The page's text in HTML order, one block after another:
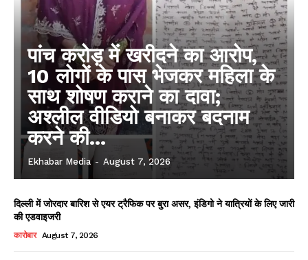
पांच करोड़ में खरीदने का आरोप,
10 लोगों के पास भेजकर महिला के
साथ शोषण कराने का दावा;
अश्लील वीडियो बनाकर बदनाम
करने की...
Ekhabar Media - August 7, 2026
दिल्ली में जोरदार बारिश से एयर ट्रैफिक पर बुरा असर, इंडिगो ने यात्रियों के लिए जारी
की एडवाइजरी
कारोबार August 7, 2026